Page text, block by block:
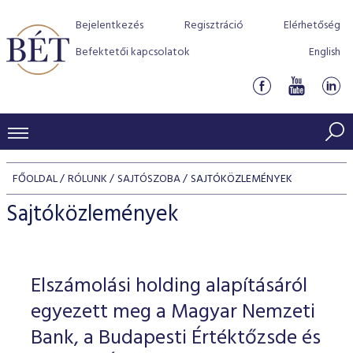
Bejelentkezés Regisztráció
Elérhetőség
Befektetői kapcsolatok
English
KERESKEDÉSI ADATOK
INDEXEK
Jelzáloglevél indexek
Vállalati kötvény indexek
Azonnali Piac
Részvények
Származékos piac
BEFEKTETŐK
Részvény szekció
Hitelpapír szekció
BÉT szabályzatok
Befektetővédelem
Alkalmazott díjstruktúra
Elszámolás
Részvény és vállalati kötvény tőzsdei bevezetését
program
BÉT Xtend - Részvénypiac egyszerűen
TŐZSDETAGOK
Tőzsdetagok, üzletkötők
VENDOROK
FŐOLDAL RÓLUNK SAJTÓSZOBA SAJTÓKÖZLEMÉNYEK
Sajtóközlemények
Elszámolási holding alapításáról
egyezett meg a Magyar Nemzeti
Bank, a Budapesti Értéktőzsde és